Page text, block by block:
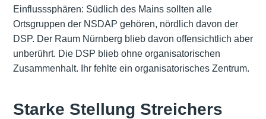
Einflusssphären: Südlich des Mains sollten alle
Ortsgruppen der NSDAP gehören, nördlich davon der
DSP. Der Raum Nürnberg blieb davon offensichtlich aber
unberührt. Die DSP blieb ohne organisatorischen
Zusammenhalt. Ihr fehlte ein organisatorisches Zentrum.
Starke Stellung Streichers